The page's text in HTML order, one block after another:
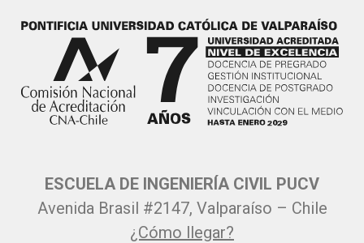
ESCUELA DE INGENIERÍA CIVIL PUCV
Avenida Brasil #2147, Valparaíso – Chile
¿Cómo llegar?